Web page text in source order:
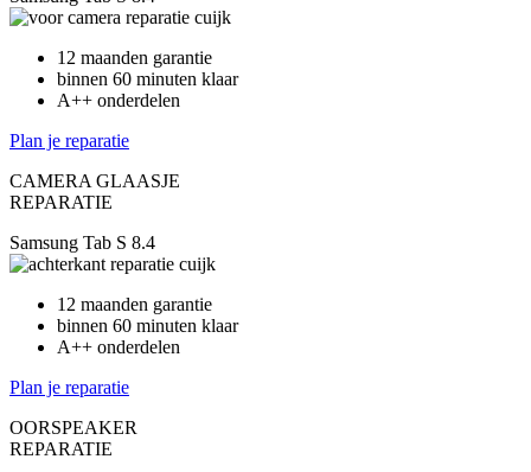
12 maanden garantie
binnen 60 minuten klaar
A++ onderdelen
Plan je reparatie
CAMERA GLAASJE
REPARATIE
Samsung Tab S 8.4
12 maanden garantie
binnen 60 minuten klaar
A++ onderdelen
Plan je reparatie
OORSPEAKER
REPARATIE